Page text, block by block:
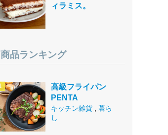
ィラミス。
商品ランキング
高級フライパン
PENTA
キッチン雑貨
暮ら
し